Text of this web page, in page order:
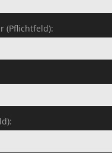
(Pflichtfeld):